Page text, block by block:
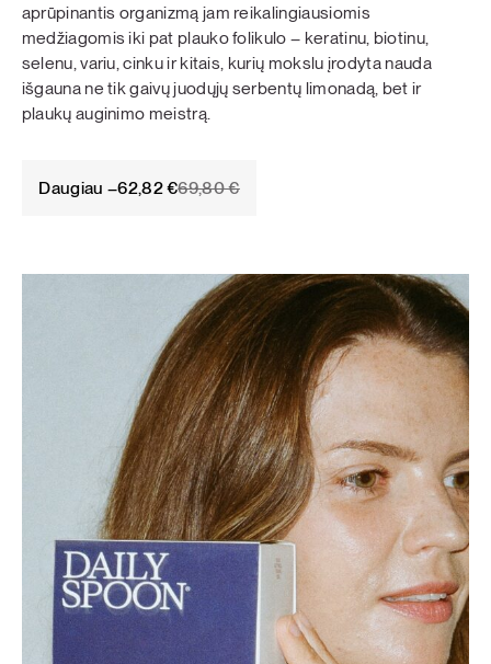
aprūpinantis organizmą jam reikalingiausiomis
medžiagomis iki pat plauko folikulo – keratinu, biotinu,
selenu, variu, cinku ir kitais, kurių mokslu įrodyta nauda
išgauna ne tik gaivų juodųjų serbentų limonadą, bet ir
plaukų auginimo meistrą.
Daugiau – 69,80€
Original
62,82€
Current